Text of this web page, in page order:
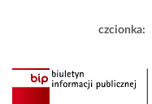
czcionka: